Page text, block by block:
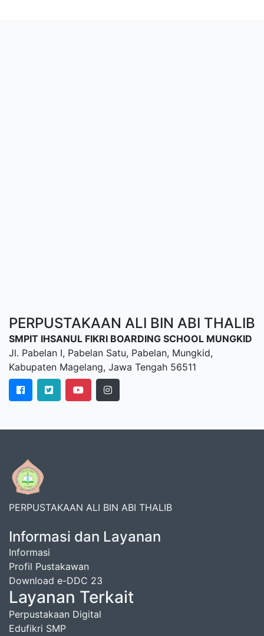
PERPUSTAKAAN ALI BIN ABI THALIB
SMPIT IHSANUL FIKRI BOARDING SCHOOL MUNGKID
Jl. Pabelan I, Pabelan Satu, Pabelan, Mungkid,
Kabupaten Magelang, Jawa Tengah 56511
PERPUSTAKAAN ALI BIN ABI THALIB
Informasi dan Layanan
Informasi
Profil Pustakawan
Download e-DDC 23
Layanan Terkait
Perpustakaan Digital
Edufikri SMP